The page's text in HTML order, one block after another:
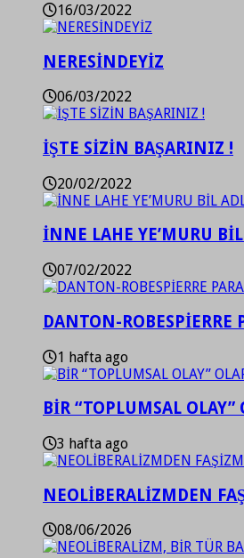
16/03/2022
NERESİNDEYİZ
06/03/2022
İŞTE SİZİN BAŞARINIZ !
20/02/2022
İNNE LAHE YE’MURU
07/02/2022
DANTON-ROBESPİERRE
1 hafta ago
BİR “TOPLUMSAL
3 hafta ago
NEOLİBERALİZMDEN
08/06/2026